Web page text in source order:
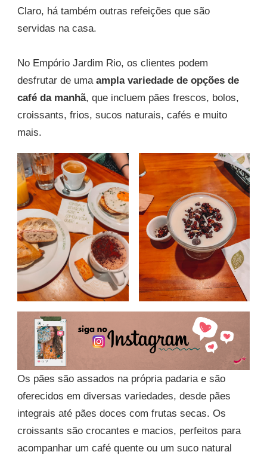
Claro, há também outras refeições que são
servidas na casa.
No Empório Jardim Rio, os clientes podem
desfrutar de uma ampla variedade de opções de
café da manhã, que incluem pães frescos, bolos,
croissants, frios, sucos naturais, cafés e muito
mais.
Os pães são assados na própria padaria e são
oferecidos em diversas variedades, desde pães
integrais até pães doces com frutas secas. Os
croissants são crocantes e macios, perfeitos para
acompanhar um café quente ou um suco natural